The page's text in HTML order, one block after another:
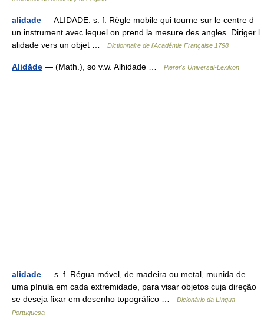
alidade — ALIDADE. s. f. Règle mobile qui tourne sur le centre d
un instrument avec lequel on prend la mesure des angles. Diriger l
alidade vers un objet …
Dictionnaire de l'Académie Française 1798
Alidāde — (Math.), so v.w. Alhidade … Pierer's Universal-Lexikon
alidade — s. f. Régua móvel, de madeira ou metal, munida de
uma pínula em cada extremidade, para visar objetos cuja direção
se deseja fixar em desenho topográfico …
Dicionário da Língua
Portuguesa